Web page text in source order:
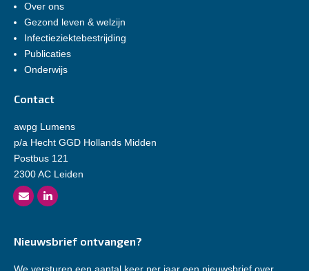
Over ons
Gezond leven & welzijn
Infectieziektebestrijding
Publicaties
Onderwijs
Contact
awpg Lumens
p/a Hecht GGD Hollands Midden
Postbus 121
2300 AC Leiden
Nieuwsbrief ontvangen?